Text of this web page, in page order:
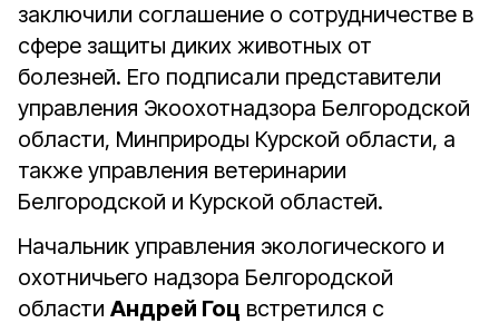
заключили соглашение о сотрудничестве в
сфере защиты диких животных от
болезней. Его подписали представители
управления Экоохотнадзора Белгородской
области, Минприроды Курской области, а
также управления ветеринарии
Белгородской и Курской областей.
Начальник управления экологического и
охотничьего надзора Белгородской
области Андрей Гоц встретился с